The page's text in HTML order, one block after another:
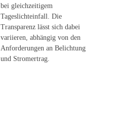
bei gleichzeitigem
Tageslichteinfall. Die
Transparenz lässt sich dabei
variieren, abhängig von den
Anforderungen an Belichtung
und Stromertrag.